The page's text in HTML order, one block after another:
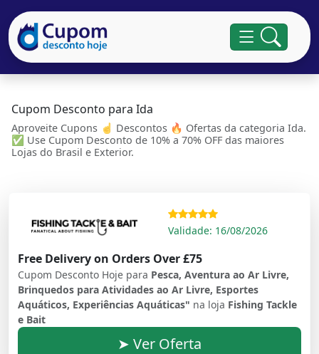
Cupom Desconto para Ida
Aproveite Cupons ☝ Descontos 🔥 Ofertas da categoria Ida.
✅ Use Cupom Desconto de 10% a 70% OFF das maiores
Lojas do Brasil e Exterior.
Validade: 16/08/2026
Free Delivery on Orders Over £75
Cupom Desconto Hoje para Pesca, Aventura ao Ar Livre,
Brinquedos para Atividades ao Ar Livre, Esportes
Aquáticos, Experiências Aquáticas" na loja Fishing Tackle
e Bait
➤ Ver Oferta